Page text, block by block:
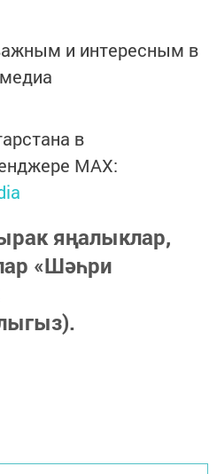
и интересным в
в
MАХ:
яңалыклар,
«Шәһри